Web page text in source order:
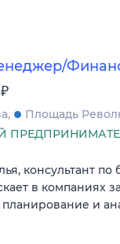
₽
Площадь
консультант
в компаниях
и